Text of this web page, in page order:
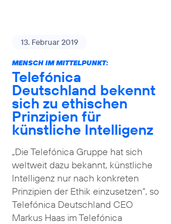
13. Februar 2019
MENSCH IM MITTELPUNKT:
Telefónica
Deutschland bekennt
sich zu ethischen
Prinzipien für
künstliche Intelligenz
„Die Telefónica Gruppe hat sich
weltweit dazu bekannt, künstliche
Intelligenz nur nach konkreten
Prinzipien der Ethik einzusetzen“, so
Telefónica Deutschland CEO
Markus Haas im Telefónica